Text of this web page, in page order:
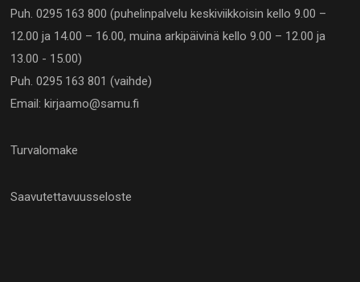
Puh. 0295 163 800 (puhelinpalvelu keskiviikkoisin kello 9.00 –
12.00 ja 14.00 – 16.00, muina arkipäivinä kello 9.00 – 12.00 ja
13.00 - 15.00)
Puh. 0295 163 801 (vaihde)
Email: kirjaamo@samu.fi
Turvalomake
Saavutettavuusseloste